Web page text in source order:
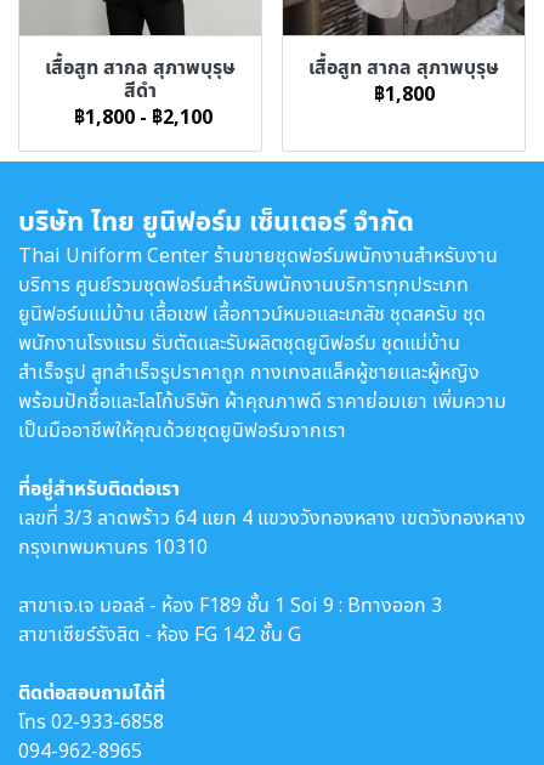
เสื้อสูท สากล สุภาพบุรุษ
สีดำ
฿1,800 - ฿2,100
เสื้อสูท สากล สุภาพบุรุษ
฿1,800
บริษัท ไทย ยูนิฟอร์ม เซ็นเตอร์ จำกัด
Thai Uniform Center ร้านขายชุดฟอร์มพนักงานสำหรับงาน
บริการ ศูนย์รวมชุดฟอร์มสำหรับพนักงานบริการทุกประเภท
ยูนิฟอร์มแม่บ้าน เสื้อเชฟ เสื้อกาวน์หมอและเภสัช ชุดสครับ ชุด
พนักงานโรงแรม รับตัดและรับผลิตชุดยูนิฟอร์ม ชุดแม่บ้าน
สำเร็จรูป สูทสำเร็จรูปราคาถูก กางเกงสแล็คผู้ชายและผู้หญิง
พร้อมปักชื่อและโลโก้บริษัท ผ้าคุณภาพดี ราคาย่อมเยา เพิ่มความ
เป็นมืออาชีพให้คุณด้วยชุดยูนิฟอร์มจากเรา
ที่อยู่สำหรับติดต่อเรา
เลขที่ 3/3 ลาดพร้าว 64 แยก 4 แขวงวังทองหลาง เขตวังทองหลาง
กรุงเทพมหานคร 10310
สาขาเจ.เจ มอลล์ - ห้อง F189 ชั้น 1 Soi 9 : Bทางออก 3
สาขาเซียร์รังสิต - ห้อง FG 142 ชั้น G
ติดต่อสอบถามได้ที่
โทร02-933-6858
094-962-8965